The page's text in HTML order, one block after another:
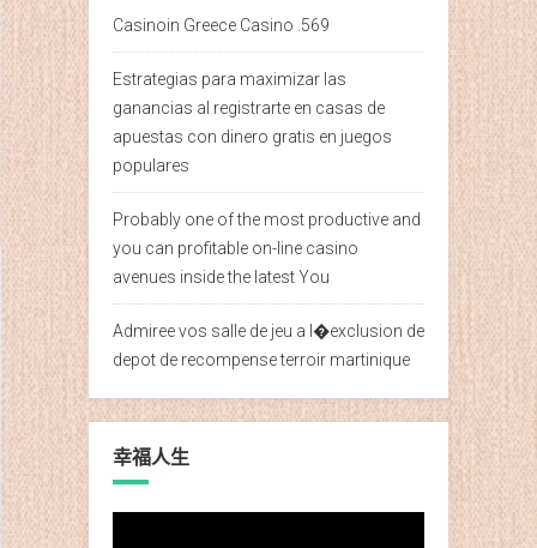
Casinoin Greece Casino .569
Estrategias para maximizar las
ganancias al registrarte en casas de
apuestas con dinero gratis en juegos
populares
Probably one of the most productive and
you can profitable on-line casino
avenues inside the latest You
Admiree vos salle de jeu a l�exclusion de
depot de recompense terroir martinique
幸福人生